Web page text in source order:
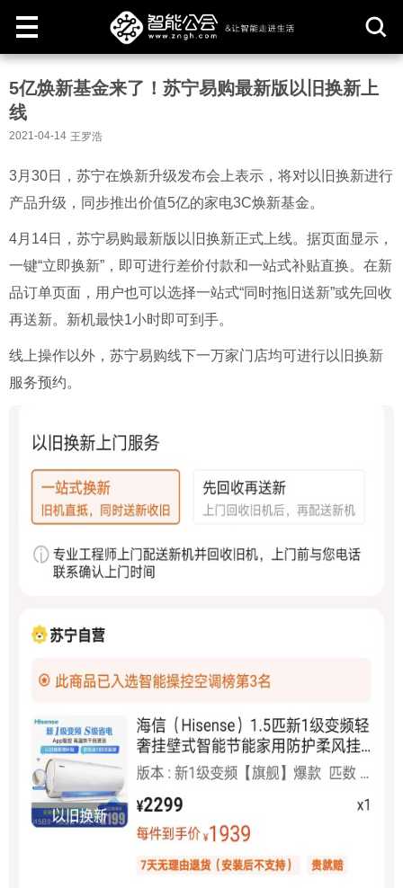
5亿焕新基金来了！苏宁易购最新版以旧换新上
线
2021-04-14 王罗浩
3月30日，苏宁在焕新升级发布会上表示，将对以旧换新进行
产品升级，同步推出价值5亿的家电3C焕新基金。
4月14日，苏宁易购最新版以旧换新正式上线。据页面显示，
一键“立即换新”，即可进行差价付款和一站式补贴直换。在新
品订单页面，用户也可以选择一站式“同时拖旧送新”或先回收
再送新。新机最快1小时即可到手。
线上操作以外，苏宁易购线下一万家门店均可进行以旧换新
服务预约。